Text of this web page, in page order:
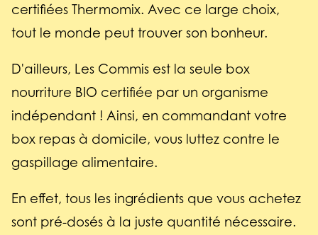
certifiées Thermomix. Avec ce large choix,
tout le monde peut trouver son bonheur.
D'ailleurs, Les Commis est la seule box
nourriture BIO certifiée par un organisme
indépendant ! Ainsi, en commandant votre
box repas à domicile, vous luttez contre le
gaspillage alimentaire.
En effet, tous les ingrédients que vous achetez
sont pré-dosés à la juste quantité nécessaire.